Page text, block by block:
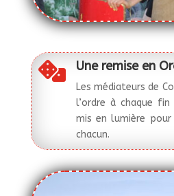
 Une remise en
Les médiateurs de
l’ordre à chaque
mis en lumière pour
chacun.